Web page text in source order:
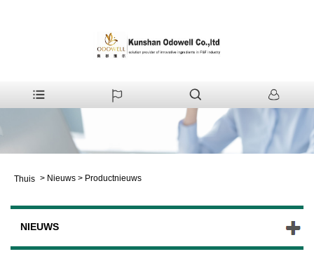
Thuis > Nieuws > Productnieuws
NIEUWS